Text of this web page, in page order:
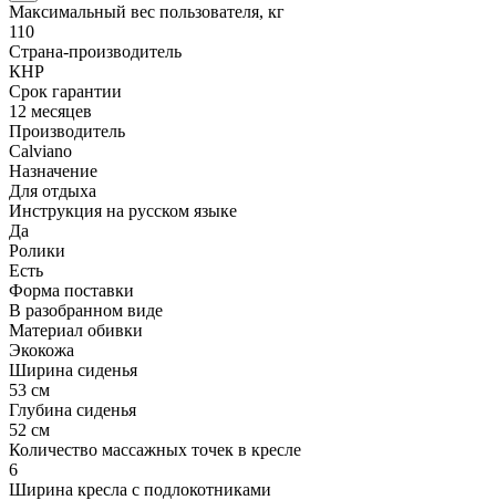
Максимальный вес пользователя, кг
110
Страна-производитель
КНР
Срок гарантии
12 месяцев
Производитель
Calviano
Назначение
Для отдыха
Инструкция на русском языке
Да
Ролики
Есть
Форма поставки
В разобранном виде
Материал обивки
Экокожа
Ширина сиденья
53 см
Глубина сиденья
52 см
Количество массажных точек в кресле
6
Ширина кресла с подлокотниками